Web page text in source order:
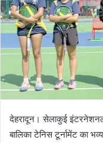
देहरादून। सेलाकुई
बालिका टेनिस टूर्नामेंट का